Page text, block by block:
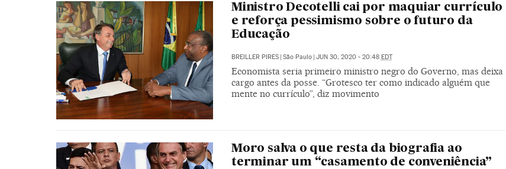
Ministro Decotelli cai por maquiar currículo
e reforça pessimismo sobre o futuro da
Educação
BREILLER PIRES | São Paulo | JUN 30, 2020 - 20:48 EDT
Economista seria primeiro ministro negro do Governo, mas deixa
cargo antes da posse. “Grotesco ter como indicado alguém que
mente no currículo”, diz movimento
Moro salva o que resta da biografia ao
terminar um “casamento de conveniência”